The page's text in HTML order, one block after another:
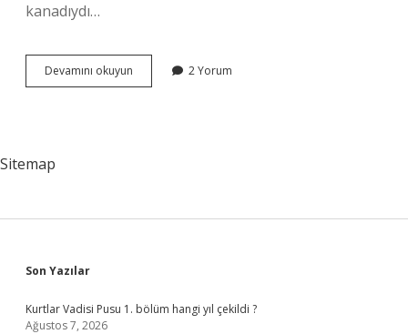
kanadıydı…
Devamını okuyun
Hanlığı
2 Yorum
Sitemap
Sidebar
Son Yazılar
Kurtlar Vadisi Pusu 1. bölüm hangi yıl çekildi ?
Ağustos 7, 2026